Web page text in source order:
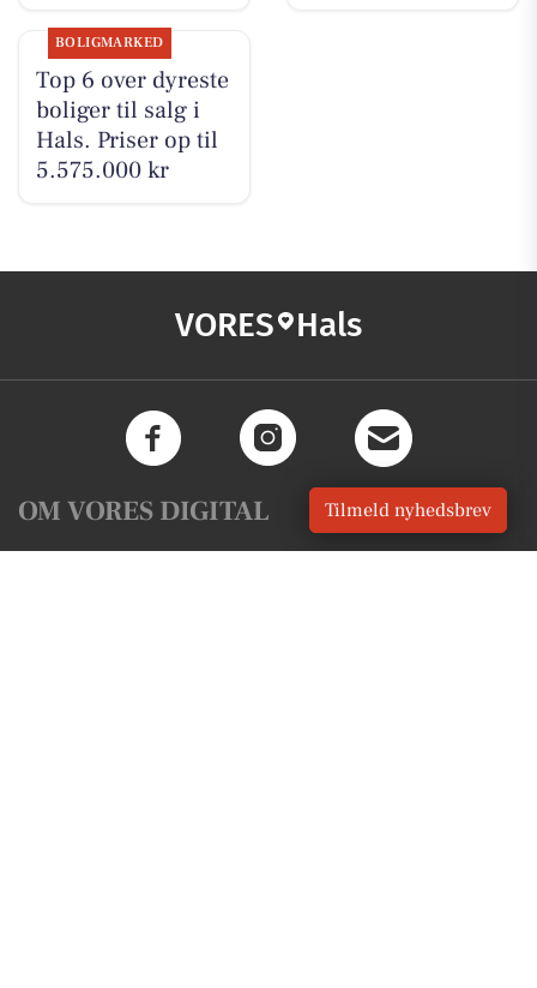
BOLIGMARKED
Top 6 over dyreste
boliger til salg i
Hals. Priser op til
5.575.000 kr
VORES Hals
OM VORES DIGITAL Tilmeld nyhedsbrev